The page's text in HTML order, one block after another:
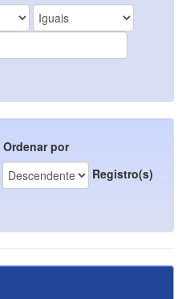
Ordenar por
Registro(s)